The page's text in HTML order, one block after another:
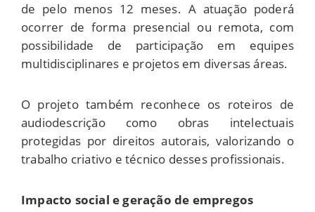
de pelo menos 12 meses. A atuação poderá
ocorrer de forma presencial ou remota, com
possibilidade de participação em equipes
multidisciplinares e projetos em diversas áreas.
O projeto também reconhece os roteiros de
audiodescrição como obras intelectuais
protegidas por direitos autorais, valorizando o
trabalho criativo e técnico desses profissionais.
Impacto social e geração de empregos